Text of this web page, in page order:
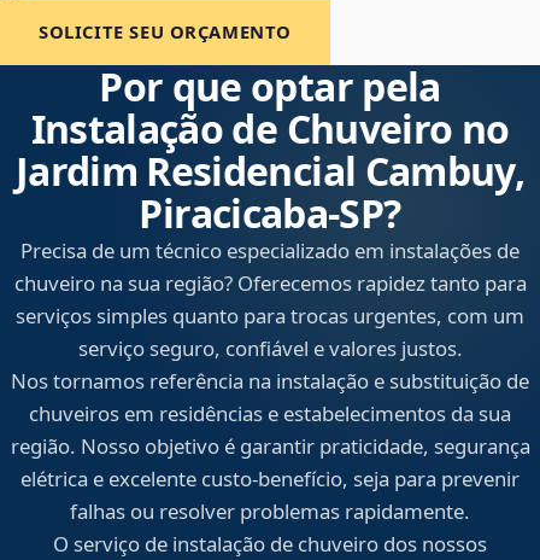
SOLICITE SEU ORÇAMENTO
Por que optar pela
Instalação de Chuveiro no
Jardim Residencial Cambuy,
Piracicaba‑SP?
Precisa de um técnico especializado em instalações de
chuveiro na sua região? Oferecemos rapidez tanto para
serviços simples quanto para trocas urgentes, com um
serviço seguro, confiável e valores justos.
Nos tornamos referência na instalação e substituição de
chuveiros em residências e estabelecimentos da sua
região. Nosso objetivo é garantir praticidade, segurança
elétrica e excelente custo-benefício, seja para prevenir
falhas ou resolver problemas rapidamente.
O serviço de instalação de chuveiro dos nossos